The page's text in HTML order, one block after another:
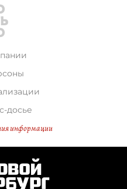
досье
информации